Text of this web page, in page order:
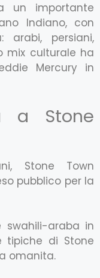
un importante
Indiano, con
arabi, persiani,
mix culturale ha
Mercury in
a Stone
Stone Town
pubblico per la
swahili-araba in
tipiche di Stone
omanita.